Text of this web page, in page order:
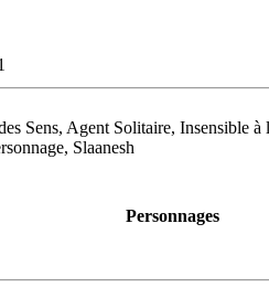
Sens, Agent Solitaire, Insensible
Slaanesh
Personnages